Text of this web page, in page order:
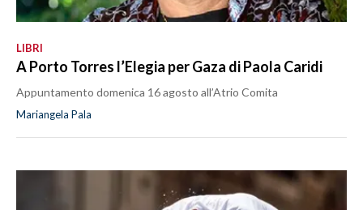
LIBRI
A Porto Torres l’Elegia per Gaza di Paola Caridi
Appuntamento domenica 16 agosto all’Atrio Comita
Mariangela Pala